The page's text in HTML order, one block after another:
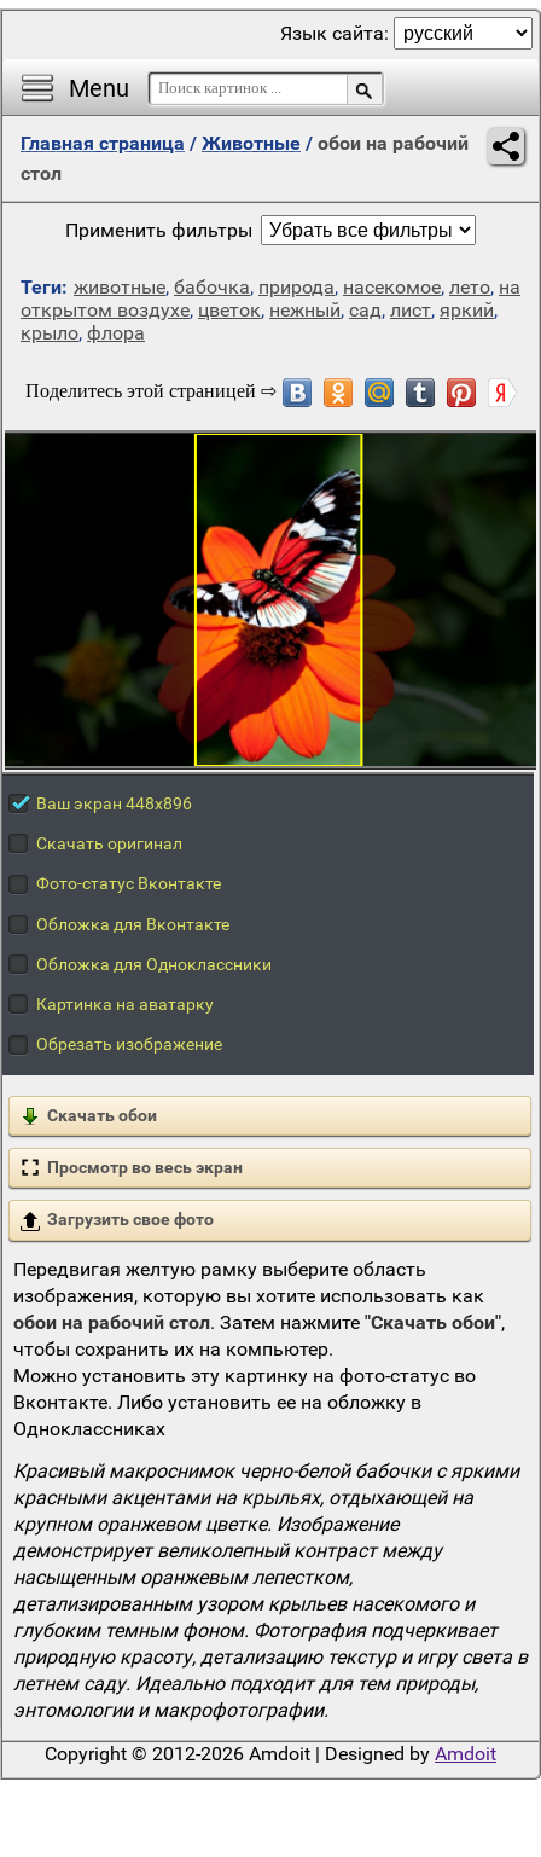
Menu
Язык сайта:
Главная страница / Животные / обои на рабочий
стол
Применить фильтры
Теги: животные, бабочка, природа, насекомое, лето, на
открытом воздухе, цветок, нежный, сад, лист, яркий,
крыло, флора
Ваш экран 448x896
Скачать оригинал
Фото-статус Вконтакте
Обложка для Вконтакте
Обложка для Одноклассники
Картинка на аватарку
Обрезать изображение
Скачать обои
Просмотр во весь экран
Загрузить свое фото
Передвигая желтую рамку выберите область
изображения, которую вы хотите использовать как
обои на рабочий стол. Затем нажмите "Скачать обои",
чтобы сохранить их на компьютер.
Можно установить эту картинку на фото-статус во
Вконтакте. Либо установить ее на обложку в
Одноклассниках
Красивый макроснимок черно-белой бабочки с яркими
красными акцентами на крыльях, отдыхающей на
крупном оранжевом цветке. Изображение
демонстрирует великолепный контраст между
насыщенным оранжевым лепестком,
детализированным узором крыльев насекомого и
глубоким темным фоном. Фотография подчеркивает
природную красоту, детализацию текстур и игру света в
летнем саду. Идеально подходит для тем природы,
энтомологии и макрофотографии.
Copyright © 2012-2026 Amdoit | Designed by Amdoit